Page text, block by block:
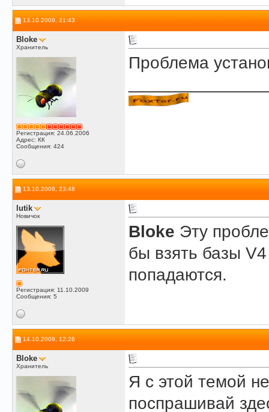
13.10.2009, 21:43
Bloke
Хранитель
Регистрация: 24.06.2006
Адрес: КК
Сообщения: 424
Проблема
13.10.2009, 23:48
lutik
Новичок
Регистрация: 11.10.2009
Сообщения: 5
Bloke Эту
бы взять базы
попадаются.
14.10.2009, 12:26
Bloke
Хранитель
Я с этой темой
поспрашивай